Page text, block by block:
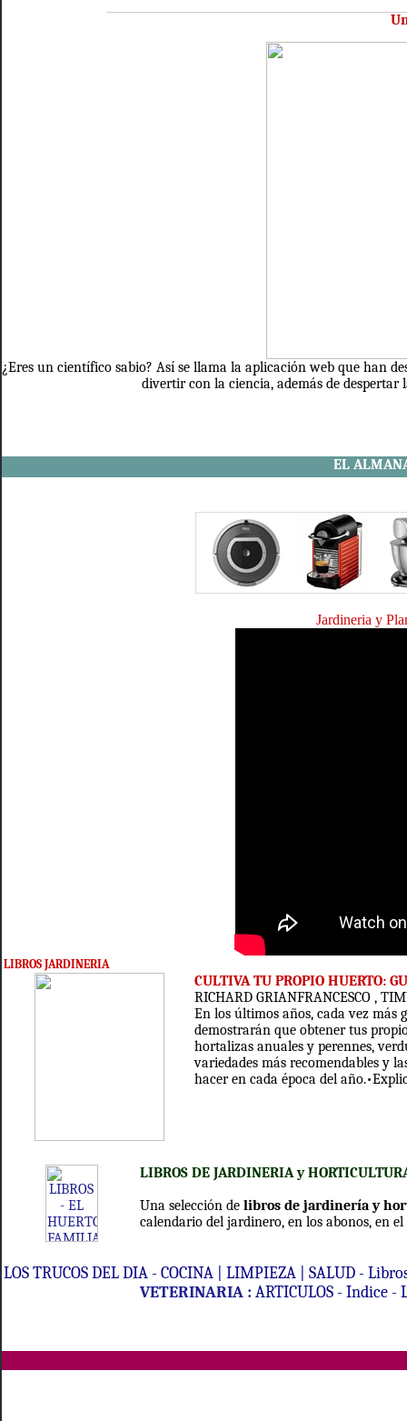
¿Eres un científico sabio? Así se llama la aplicación web que han
divertir con la ciencia, además de
EL
Jardineria y
LIBROS JARDINERIA
CULTIVA TU PROPIO HUERTO:
RICHARD GRIANFRANCESCO ,
En los últimos años, cada vez
demostrarán que obtener tus
hortalizas anuales y perennes,
variedades más recomendables y
hacer en cada época del
LIBROS DE JARDINERIA y
Una selección de libros de jardinería y
calendario del jardinero, en los abonos, en
LOS TRUCOS DEL DIA - COCINA | LIMPIEZA | SALUD -
VETERINARIA : ARTICULOS - Indice -